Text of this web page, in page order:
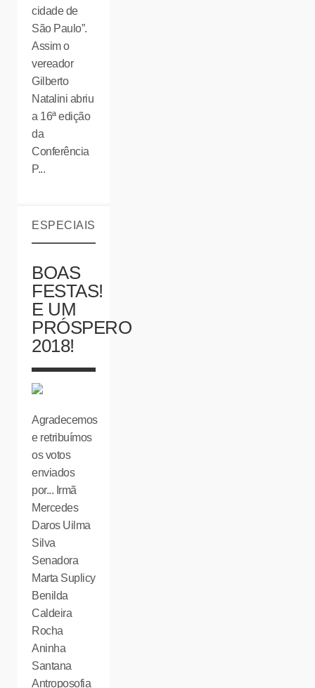
cidade de
São Paulo”.
Assim o
vereador
Gilberto
Natalini abriu
a 16ª edição
da
Conferência
P...
ESPECIAIS
BOAS
FESTAS!
E UM
PRÓSPERO
2018!
Agradecemos
e retribuímos
os votos
enviados
por... Irmã
Mercedes
Daros Uilma
Silva
Senadora
Marta Suplicy
Benilda
Caldeira
Rocha
Aninha
Santana
Antroposofia